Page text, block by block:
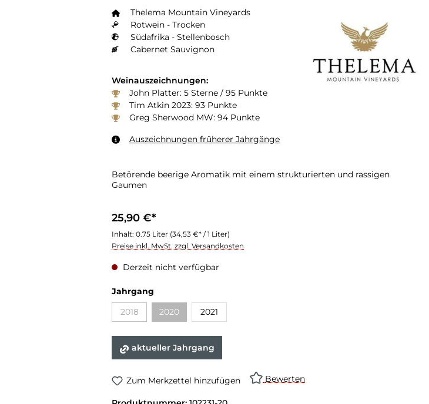
Thelema Mountain Vineyards
Rotwein - Trocken
Südafrika - Stellenbosch
Cabernet Sauvignon
Weinauszeichnungen:
John Platter: 5 Sterne / 95 Punkte
Tim Atkin 2023: 93 Punkte
Greg Sherwood MW: 94 Punkte
Auszeichnungen früherer Jahrgänge
Betörende beerige Aromatik mit einem strukturierten und rassigen
Gaumen
25,90 €*
Inhalt: 0.75 Liter (34,53 €* / 1 Liter)
Preise inkl. MwSt. zzgl. Versandkosten
Derzeit nicht verfügbar
Jahrgang
2018
2020 2021
aktueller Jahrgang
Zum Merkzettel hinzufügen Bewerten